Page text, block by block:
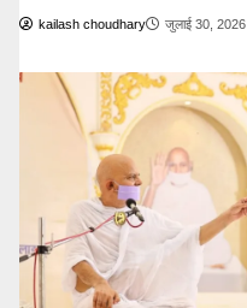
kailash choudhary जुलाई 30, 2026